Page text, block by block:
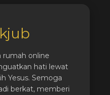
rumah online
hati lewat
Yesus. Semoga
berkat, memberi